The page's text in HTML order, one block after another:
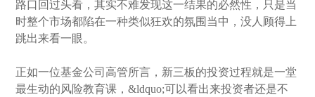
路口回过头看，其实不难发现这一结果的必然性，只是当
时整个市场都陷在一种类似狂欢的氛围当中，没人顾得上
跳出来看一眼。
正如一位基金公司高管所言，新三板的投资过程就是一堂
最生动的风险教育课，&ldquo;可以看出来投资者还是不